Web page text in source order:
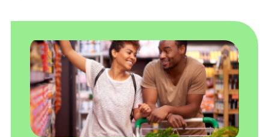
Aceito receber comunicações da VR por
comunicações pode ser feito a qualquer
momento através do canal indicado no
próprio e-mail e/ou mensagem.
VoltarFalar com um Especialista
Conhecer mais sobre a VR